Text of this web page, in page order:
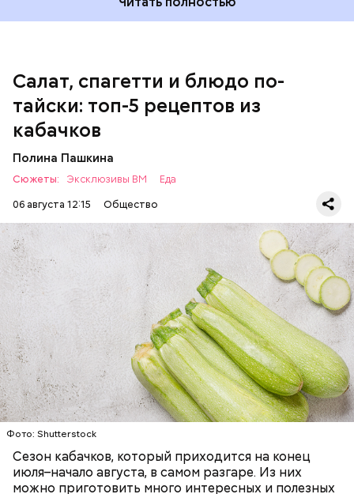
Салат, спагетти и блюдо по-
тайски: топ-5 рецептов из
кабачков
Полина Пашкина
Сюжеты: Эксклюзивы ВМ
Еда
06 августа 12:15
Общество
Фото: Shutterstock
Сезон кабачков, который приходится на конец
июля–начало августа, в самом разгаре. Из них
можно приготовить много интересных и полезных
Ингредиенты:
ЕДА ОВОЩИ РЕЦЕПТЫ
Фото: Shutterstock
Однако диетолог предупредила: не для всех дыня
может быть полезна. В первую очередь ее стоит
есть с осторожностью людям: